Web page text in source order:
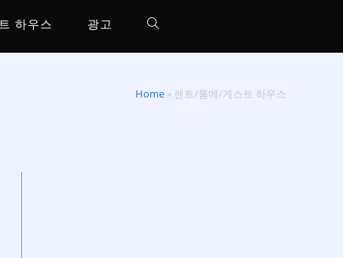
하우스 광고
Home » 렌트/룸메/게스트 하우스